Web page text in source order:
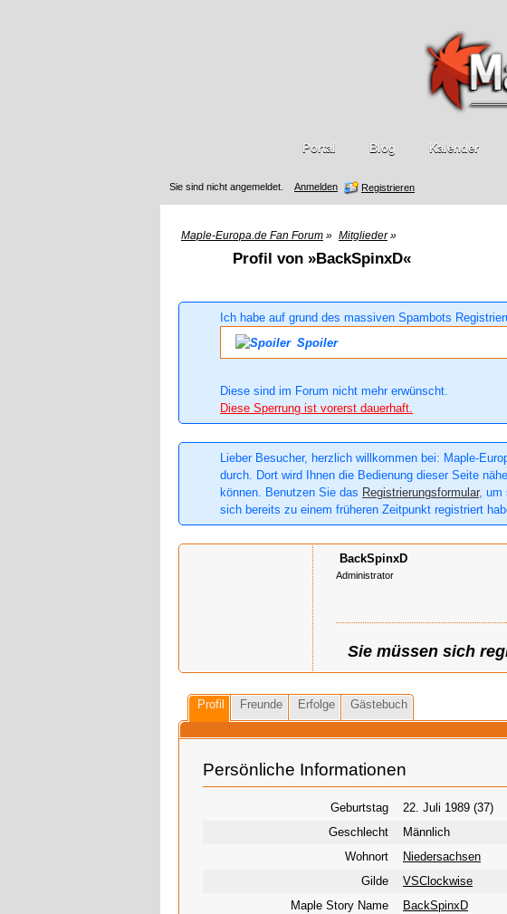
Sie sind nicht angemeldet. Anmelden Registrieren
Portal Blog Kalender
Maple-Europa.de Fan Forum » Mitglieder»
Profil von »BackSpinxD«
Ich habe auf grund des massiven Spambots
Spoiler
Diese sind im Forum nicht mehr erwünscht.
Diese Sperrung ist vorerst dauerhaft.
Lieber Besucher, herzlich willkommen bei: Maple-
durch. Dort wird Ihnen die Bedienung dieser Seite
können. Benutzen Sie das Registrierungsformular, um
sich bereits zu einem früheren Zeitpunkt registriert
BackSpinxD
Administrator
Sie müssen sich
Profil Freunde Erfolge Gästebuch
Persönliche Informationen
Geburtstag
22. Juli 1989 (37)
Geschlecht
Männlich
Wohnort
Niedersachsen
Gilde
VSClockwise
Maple Story Name
BackSpinxD